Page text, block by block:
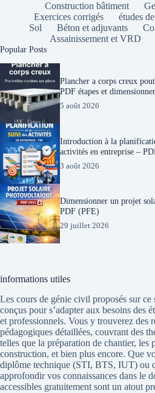
Construction bâtiment
Exercices corrigés
études
Sol
Béton et adjuvants
Assainissement et VRD
Popular Posts
Plancher a corps creux
PDF étapes et
5 août 2026
Introduction à la
activités en entreprise –
3 août 2026
Dimensionner un projet
PDF (PFE)
29 juillet 2026
informations utiles
Les cours de génie civil proposés sur ce
conçus pour s’adapter aux besoins des
et professionnels. Vous y trouverez des
pédagogiques détaillées, couvrant des
telles que la préparation de chantier, les
construction, et bien plus encore. Que
diplôme technique (STI, BTS, IUT) ou
approfondir vos connaissances dans le
accessibles gratuitement sont un atout